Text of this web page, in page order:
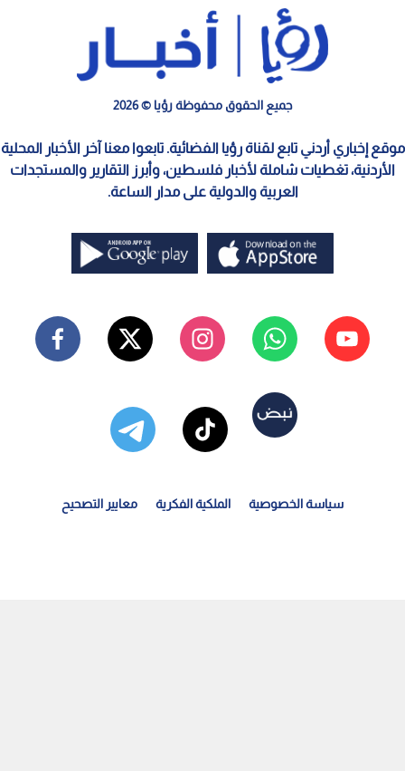
جميع الحقوق محفوظة رؤيا © 2026
موقع إخباري أردني تابع لقناة رؤيا الفضائية. تابعوا معنا آخر الأخبار المحلية
الأردنية، تغطيات شاملة لأخبار فلسطين، وأبرز التقارير والمستجدات
العربية والدولية على مدار الساعة.
سياسة الخصوصية الملكية الفكرية معايير التصحيح